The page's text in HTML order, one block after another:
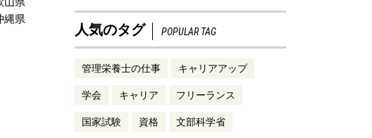
縄県
人気のタグ POPULAR TAG
管理栄養士の仕事 キャリアアップ
学会 キャリア フリーランス
国家試験 資格 文部科学省